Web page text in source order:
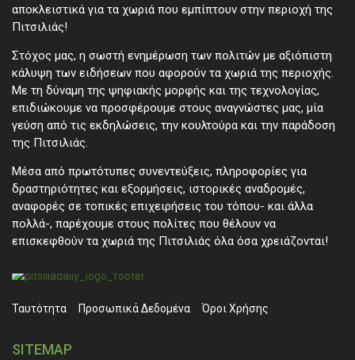
αποκλειστικά για τα χωριά που εμπίπτουν στην περιοχή της
Πιτσιλιάς!
Στόχος μας, η σωστή ενημέρωση των πολιτών με αξιόπιστη
κάλυψη των ειδήσεων που αφορούν τα χωριά της περιοχής.
Με τη δύναμη της ψηφιακής μορφής και της τεχνολογίας,
επιδιώκουμε να προσφέρουμε στους αναγνώστες μας, μία
γεύση από τις εκδηλώσεις, την κουλτούρα και την παράδοση
της Πιτσιλιάς.
Μέσα από πρωτότυπες συνεντεύξεις, πληροφορίες για
δραστηριότητες και εξορμήσεις, ιστορικές αναδρομές,
αναφορές σε τοπικές επιχειρήσεις του τόπου- και άλλα
πολλά-, παρέχουμε στους πολίτες που θέλουν να
επισκεφθούν τα χωριά της Πιτσιλιάς όλα όσα χρειάζονται!
Ταυτότητα Προσωπικά ∆εδομένα Όροι Χρήσης
SITEMAP